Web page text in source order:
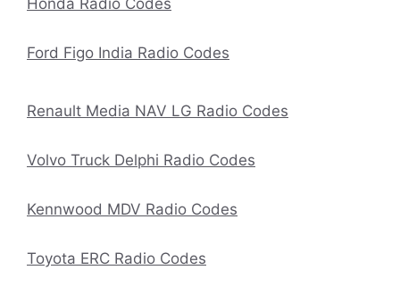
Honda Radio Codes
Ford Figo India Radio Codes
Renault Media NAV LG Radio Codes
Volvo Truck Delphi Radio Codes
Kennwood MDV Radio Codes
Toyota ERC Radio Codes